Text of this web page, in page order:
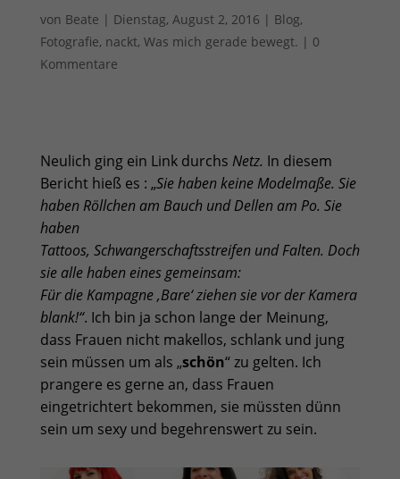
von Beate | Dienstag, August 2, 2016 | Blog,
Fotografie, nackt, Was mich gerade bewegt. | 0
Kommentare
Neulich ging ein Link durchs Netz. In diesem
Bericht hieß es : „Sie haben keine Modelmaße. Sie
haben Röllchen am Bauch und Dellen am Po. Sie
haben
Tattoos, Schwangerschaftsstreifen und Falten. Doch
sie alle haben eines gemeinsam:
Für die Kampagne ‚Bare‘ ziehen sie vor der Kamera
blank!“. Ich bin ja schon lange der Meinung,
dass Frauen nicht makellos, schlank und jung
sein müssen um als „schön“ zu gelten. Ich
prangere es gerne an, dass Frauen
eingetrichtert bekommen, sie müssten dünn
sein um sexy und begehrenswert zu sein.